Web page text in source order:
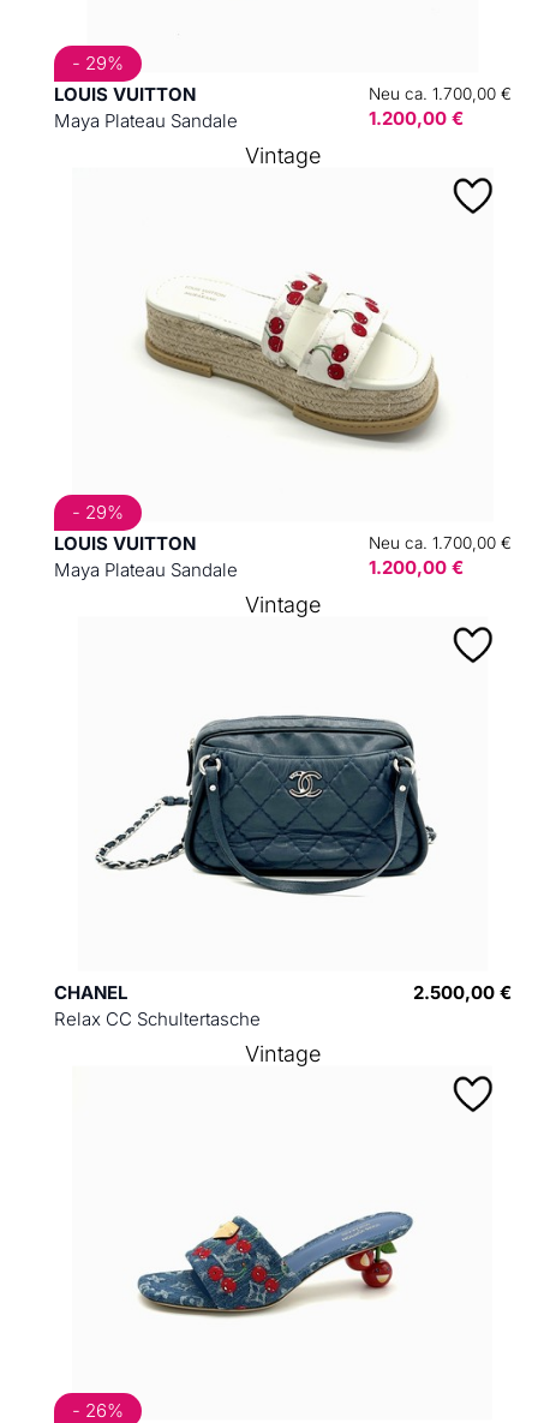
LOUIS VUITTON
Maya Plateau Sandale
Neu ca. 1.700,00 €
1.200,00 €
- 29%
LOUIS VUITTON
Maya Plateau Sandale
Neu ca. 1.700,00 €
1.200,00 €
- 29%
Vintage
CHANEL
Relax CC Schultertasche
2.500,00 €
Vintage
- 26%
Vintage